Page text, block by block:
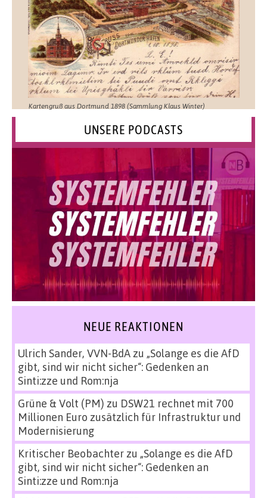
Kartengruß aus Dortmund 1898 (Sammlung Klaus Winter)
UNSERE PODCASTS
NEUE REAKTIONEN
Ulrich Sander, VVN-BdAzu „Solange es die AfD
gibt, sind wir nicht sicher“: Gedenken an
Sinti:zze und Rom:nja
Grüne & Volt (PM) zu DSW21 rechnet mit 700
Millionen Euro zusätzlich für Infrastruktur und
Modernisierung
Kritischer Beobachterzu „Solange es die AfD
gibt, sind wir nicht sicher“: Gedenken an
Sinti:zze und Rom:nja